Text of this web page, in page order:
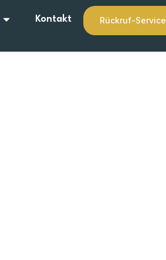
Kontakt Rückruf-Service